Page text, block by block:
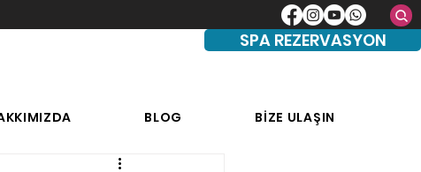
SPA REZERVASYON
BLOG BİZE ULAŞIN